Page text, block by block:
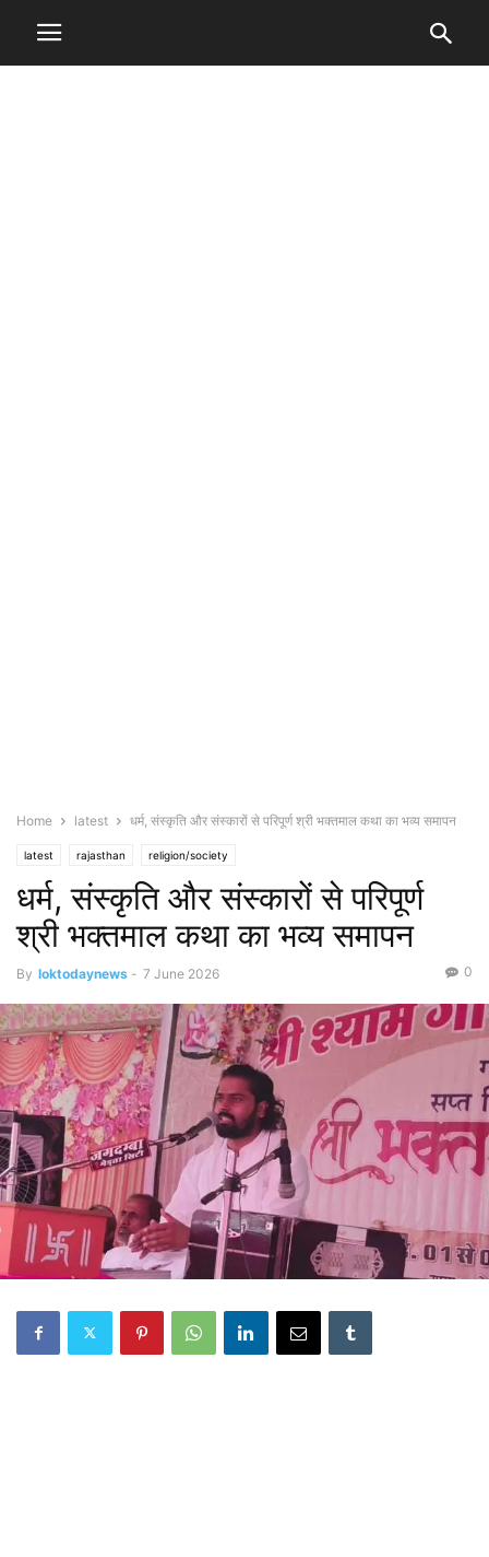
Home latest धर्म, संस्कृति और संस्कारों से परिपूर्ण श्री भक्तमाल कथा का भव्य समापन
latest rajasthan religion/society
धर्म, संस्कृति और संस्कारों से परिपूर्ण
श्री भक्तमाल कथा का भव्य समापन
By loktodaynews - 7 June 2026 0